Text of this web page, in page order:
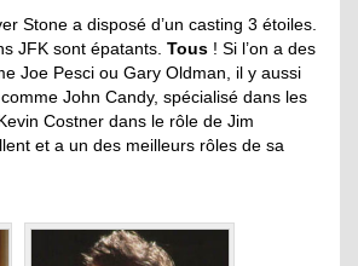
Stone a disposé d’un casting 3 étoiles.
JFK sont épatants. Tous ! Si l’on a des
Joe Pesci ou Gary Oldman, il y aussi
John Candy, spécialisé dans les
Costner dans le rôle de Jim
et a un des meilleurs rôles de sa